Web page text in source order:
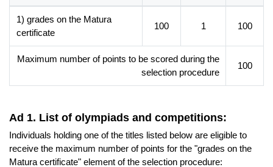
1) grades on the Matura
certificate
100 1 100
Maximum number of points to be scored during the
selection procedure
100
Ad 1. List of olympiads and competitions:
Individuals holding one of the titles listed below are eligible to
receive the maximum number of points for the "grades on the
Matura certificate" element of the selection procedure: